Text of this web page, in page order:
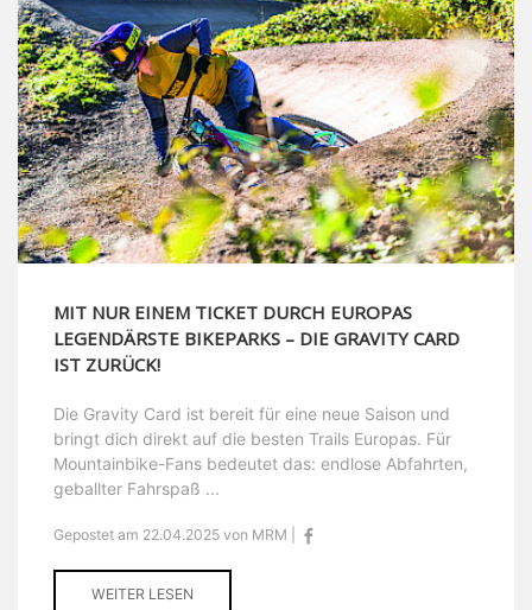
MIT NUR EINEM TICKET DURCH EUROPAS
LEGENDÄRSTE BIKEPARKS – DIE GRAVITY CARD
IST ZURÜCK!
Die Gravity Card ist bereit für eine neue Saison und
bringt dich direkt auf die besten Trails Europas. Für
Mountainbike-Fans bedeutet das: endlose Abfahrten,
geballter Fahrspaß ...
Gepostet am 22.04.2025 von MRM |
WEITER LESEN